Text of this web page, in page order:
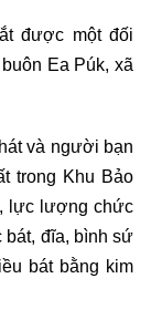
được một đối
Ea Púk, xã
và người bạn
trong Khu Bảo
lực lượng chức
bát, đĩa, bình sứ
bát bằng kim